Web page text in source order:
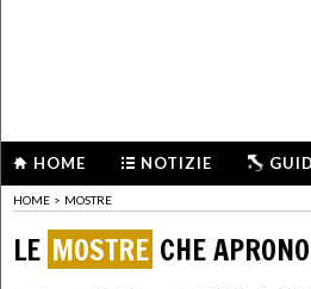
HOME NOTIZIE
HOME > MOSTRE
LE MOSTRE CHE